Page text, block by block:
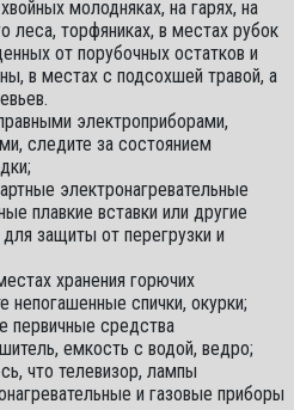
молодняках, на гарях, на
леса, торфяниках, в местах рубок
от порубочных остатков и
в местах с подсохшей травой, а
электроприборами,
следите за состоянием
электронагревательные
плавкие вставки или другие
защиты от перегрузки и
хранения горючих
непогашенные спички, окурки;
первичные средства
емкость с водой, ведро;
что телевизор, лампы
и газовые приборы